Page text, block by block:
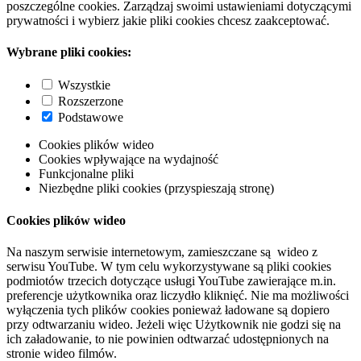
poszczególne cookies. Zarządzaj swoimi ustawieniami dotyczącymi
prywatności i wybierz jakie pliki cookies chcesz zaakceptować.
Wybrane pliki cookies:
Wszystkie
Rozszerzone
Podstawowe
Cookies plików wideo
Cookies wpływające na wydajność
Funkcjonalne pliki
Niezbędne pliki cookies (przyspieszają stronę)
Cookies plików wideo
Na naszym serwisie internetowym, zamieszczane są wideo z
serwisu YouTube. W tym celu wykorzystywane są pliki cookies
podmiotów trzecich dotyczące usługi YouTube zawierające m.in.
preferencje użytkownika oraz liczydło kliknięć. Nie ma możliwości
wyłączenia tych plików cookies ponieważ ładowane są dopiero
przy odtwarzaniu wideo. Jeżeli więc Użytkownik nie godzi się na
ich załadowanie, to nie powinien odtwarzać udostępnionych na
stronie wideo filmów.